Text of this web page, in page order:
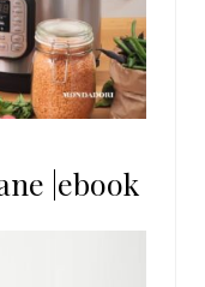
|ebook